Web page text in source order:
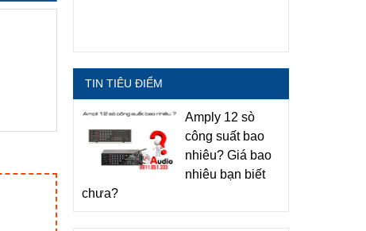
TIN TIÊU ĐIỂM
Amply 12 sò
công suất bao
nhiêu? Giá bao
nhiêu bạn biết
chưa?